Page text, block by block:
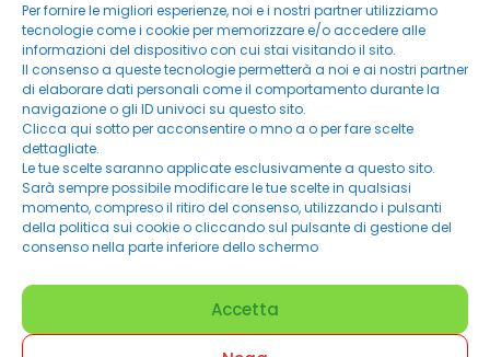
Per fornire le migliori esperienze, noi e i nostri partner utilizziamo
tecnologie come i cookie per memorizzare e/o accedere alle
informazioni del dispositivo con cui stai visitando il sito.
Il consenso a queste tecnologie permetterà a noi e ai nostri partner
di elaborare dati personali come il comportamento durante la
navigazione o gli ID univoci su questo sito.
Clicca qui sotto per acconsentire o mno a o per fare scelte
dettagliate.
Le tue scelte saranno applicate esclusivamente a questo sito.
Sarà sempre possibile modificare le tue scelte in qualsiasi
momento, compreso il ritiro del consenso, utilizzando i pulsanti
della politica sui cookie o cliccando sul pulsante di gestione del
consenso nella parte inferiore dello schermo
Accetta
©Powered By NWN solutions 2019- 2025